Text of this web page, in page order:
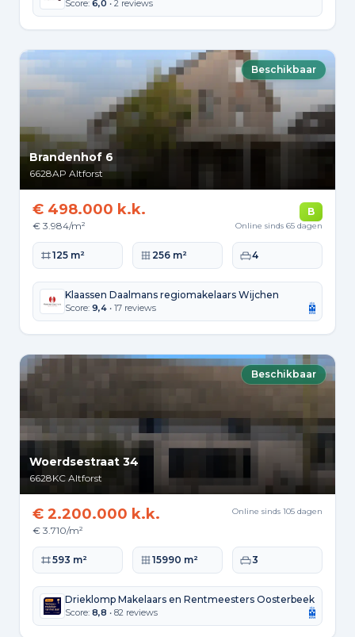
Score: 6,0 • 2 reviews
Beschikbaar
Brandenhof 6
6628AP Altforst
€ 498.000 k.k.
€ 3.984/m²
B
Online sinds 65 dagen
Woonoppervlakte
125 m² Perceeloppervlakte
256 m² Slaapkamers
4
Klaassen Daalmans regiomakelaars Wijchen
Score: 9,4 • 17 reviews
Beschikbaar
Woerdsestraat 34
6628KC Altforst
€ 2.200.000 k.k.
€ 3.710/m²
Online sinds 105 dagen
Woonoppervlakte
593 m² Perceeloppervlakte
15990 m² Slaapkamers
3
Drieklomp Makelaars en Rentmeesters Oosterbeek
Score: 8,8 • 82 reviews